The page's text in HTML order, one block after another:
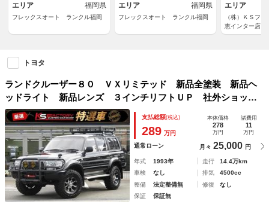
エリア
福岡県
フレックスオート ランクル福岡
エリア
福岡県
フレックスオート ランクル福岡
エリア
（株）ＫＳフ
恵インター店
トヨタ
ランドクルーザー８０ ＶＸリミテッド 新品全塗装 新品ヘ
ッドライト 新品レンズ ３インチリフトＵＰ 社外ショッ
ク ＭＫＷ製１６インチＡＷ 新品ＭＴタイヤ グリルガー
ド ルーフラック リアラダー 新品シートカバー サンルー
フ ナビ ＥＴＣ
支払総額(税込)
289 万円
本体価格
278
万円
諸費用
11
万円
通常ローン 月々 25,000 円
年式 1993年 走行
14.4万km
車検
なし 排気
4500cc
整備
法定整備無 修復
なし
保証
保証無